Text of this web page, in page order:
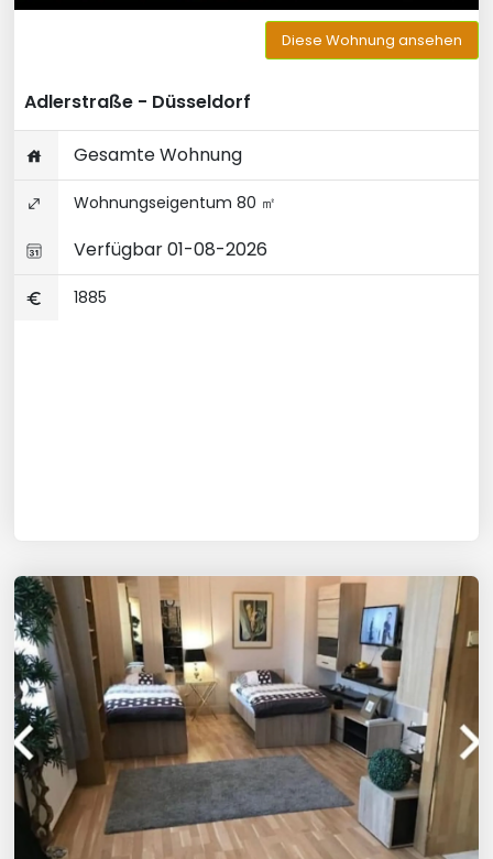
Diese Wohnung ansehen
Adlerstraße - Düsseldorf
Gesamte Wohnung
Wohnungseigentum 80 ㎡
Verfügbar 01-08-2026
1885